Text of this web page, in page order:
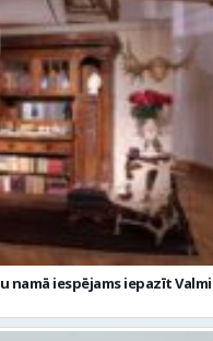
namā iespējams iepazīt